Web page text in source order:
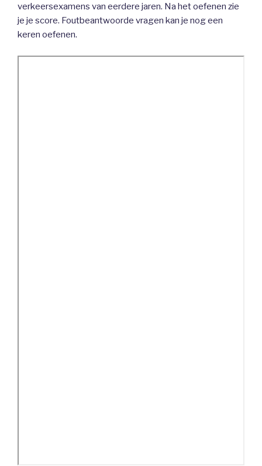
verkeersexamens van eerdere jaren. Na het oefenen zie
je je score. Foutbeantwoorde vragen kan je nog een
keren oefenen.